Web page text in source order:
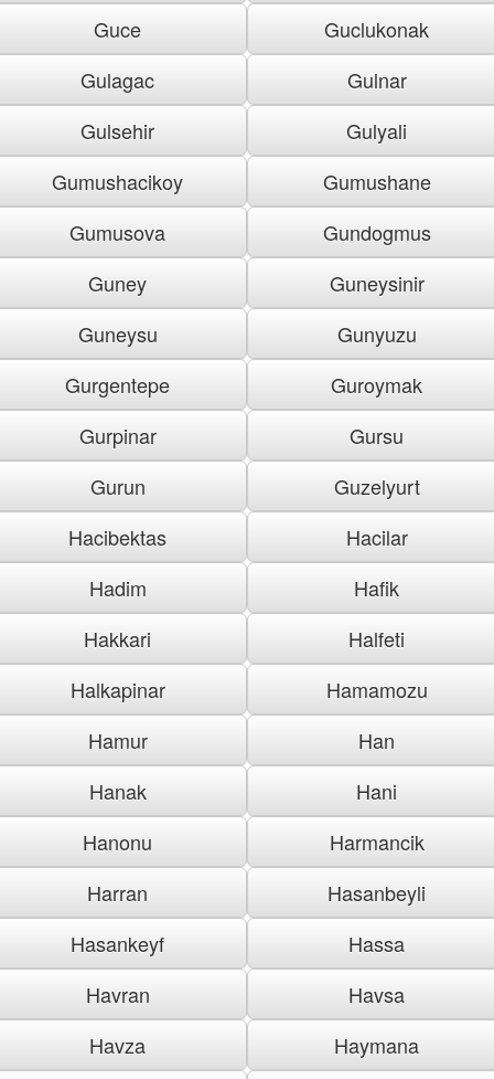
Guce
Guclukonak
Gulagac
Gulnar
Gulsehir
Gulyali
Gumushacikoy
Gumushane
Gumusova
Gundogmus
Guney
Guneysinir
Guneysu
Gunyuzu
Gurgentepe
Guroymak
Gurpinar
Gursu
Gurun
Guzelyurt
Hacibektas
Hacilar
Hadim
Hafik
Hakkari
Halfeti
Halkapinar
Hamamozu
Hamur
Han
Hanak
Hani
Hanonu
Harmancik
Harran
Hasanbeyli
Hasankeyf
Hassa
Havran
Havsa
Havza
Haymana